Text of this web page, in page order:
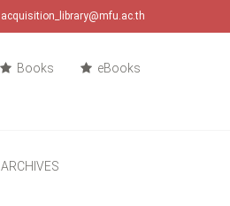
acquisition_library@mfu.ac.th
Books eBooks
ARCHIVES